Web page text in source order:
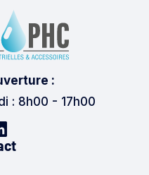
:
: 8h00 - 17h00